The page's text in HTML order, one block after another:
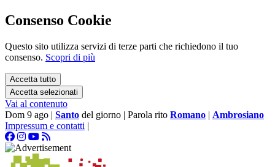
Consenso Cookie
Questo sito utilizza servizi di terze parti che richiedono il tuo
consenso. Scopri di più
Accetta tutto
Accetta selezionati
Vai al contenuto
Dom 9 ago | Santo del giorno | Parola rito Romano | Ambrosiano
Impressum e contatti |